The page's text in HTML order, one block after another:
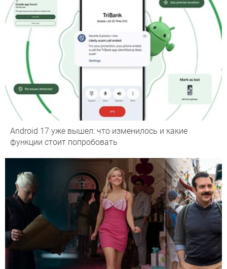
Android 17 уже вышел: что изменилось и какие
функции стоит попробовать